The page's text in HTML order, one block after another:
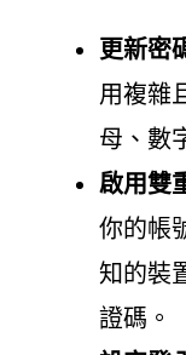
更新密
用複雜
母、數
啟用雙
你的帳
知的裝
證碼。